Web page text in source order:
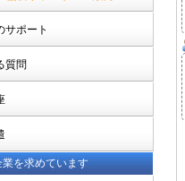
サポート
質問
業を求めています